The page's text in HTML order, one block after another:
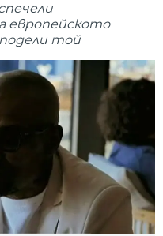
европейското
той